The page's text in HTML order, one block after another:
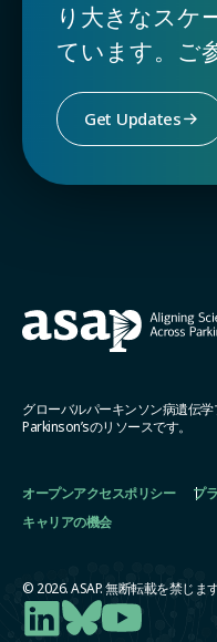
り大きなスケ
ています。ご
Get Updates
グローバルパーキンソン病遺伝
Parkinson’sのリソースです。
オープンアクセスポリシー プ
キャリアの機会
© 2026. ASAP. 無断転載を禁じます